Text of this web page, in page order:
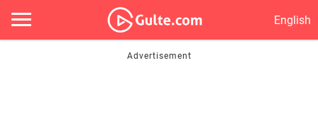
English